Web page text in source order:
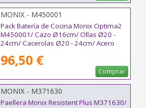
MONIX - M450001
Pack Batería de Cocina Monix Optima2
M450001/ Cazo Ø16cm/ Ollas Ø20 -
24cm/ Cacerolas Ø20 - 24cm/ Acero
96,50 €
Comprar
MONIX - M371630
Paellera Monix Resistent Plus M371630/